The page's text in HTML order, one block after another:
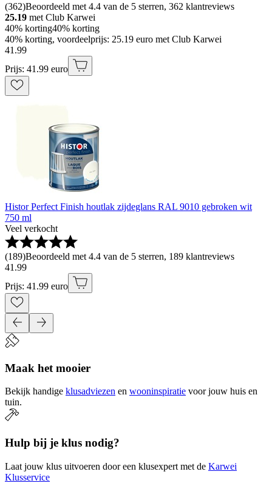
(362)Beoordeeld met 4.4 van de 5 sterren, 362 klantreviews
25.19 met Club Karwei
40% korting40% korting
40% korting, voordeelprijs: 25.19 euro met Club Karwei
41 .99
Prijs: 41.99 euro
Histor Perfect Finish houtlak zijdeglans RAL 9010 gebroken wit
750 ml
Veel verkocht
(189)Beoordeeld met 4.4 van de 5 sterren, 189 klantreviews
41 .99
Prijs: 41.99 euro
Maak het mooier
Bekijk handige klusadviezen en wooninspiratie voor jouw huis en
tuin.
Hulp bij je klus nodig?
Laat jouw klus uitvoeren door een klusexpert met de Karwei
Klusservice